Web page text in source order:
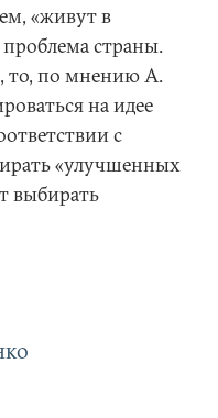
«живут в
страны.
то, по мнению А.
на идее
с
«улучшенных
выбирать